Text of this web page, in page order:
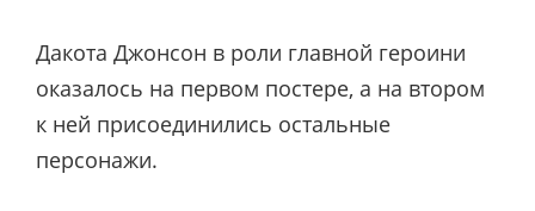
Дакота Джонсон в роли главной героини
оказалось на первом постере, а на втором
к ней присоединились остальные
персонажи.